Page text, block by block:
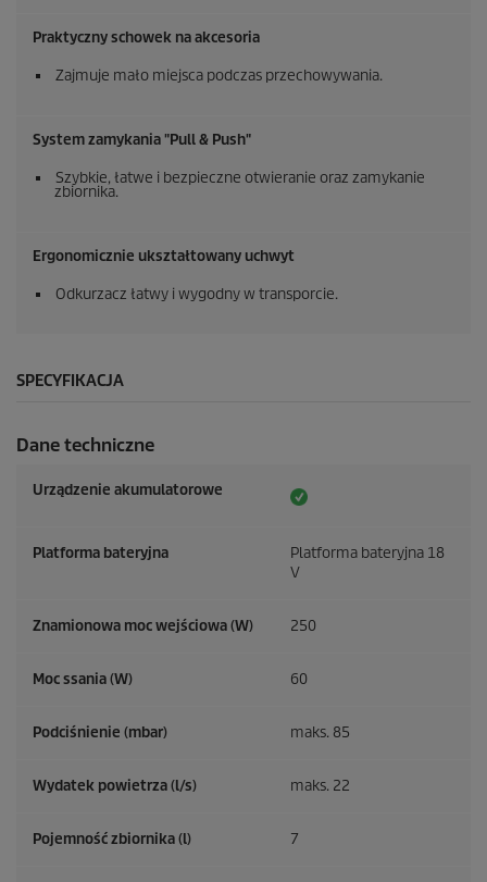
Praktyczny schowek na akcesoria
Zajmuje mało miejsca podczas przechowywania.
System zamykania "Pull & Push"
Szybkie, łatwe i bezpieczne otwieranie oraz zamykanie
zbiornika.
Ergonomicznie ukształtowany uchwyt
Odkurzacz łatwy i wygodny w transporcie.
SPECYFIKACJA
Dane techniczne
Urządzenie akumulatorowe
Platforma bateryjna
Platforma bateryjna 18
V
Znamionowa moc wejściowa (W) 250
Moc ssania (W) 60
Podciśnienie (mbar) maks. 85
Wydatek powietrza (l/s) maks. 22
Pojemność zbiornika (l) 7